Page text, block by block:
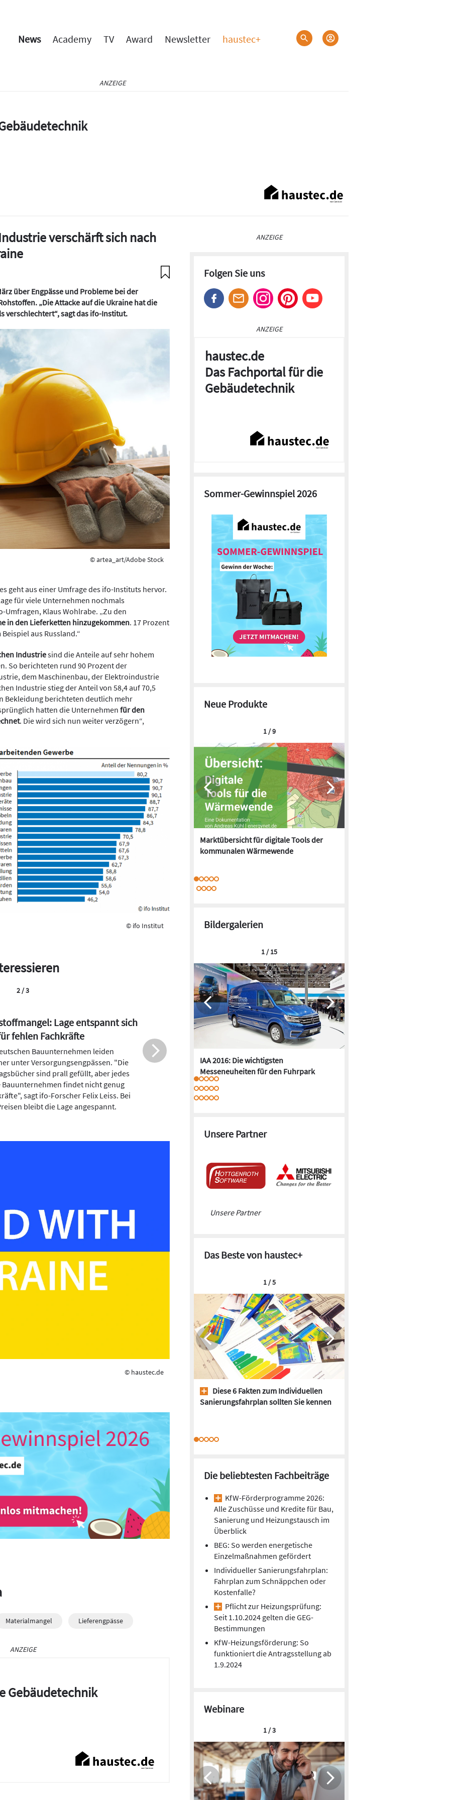
News Academy TV Award Newsletter haustec+
ANZEIGE
verschärft sich nach
über Engpässe und Probleme bei der
„Die Attacke auf die Ukraine hat die
verschlechtert“, sagt das ifo-Institut.
© artea_art/Adobe Stock
geht aus einer Umfrage des ifo-Instituts hervor.
für viele Unternehmen nochmals
Umfragen, Klaus Wohlrabe. „Zu den
in den Lieferketten hinzugekommen. 17 Prozent
aus Russland.“
Industriesind die Anteile auf sehr hohem
So berichteten rund 90 Prozent der
dem Maschinenbau, der Elektroindustrie
Industrie stieg der Anteil von 58,4 auf 70,5
Bekleidung berichteten deutlich mehr
hatten die Unternehmenfür den
. Die wird sich nun weiter verzögern“,
© ifo Institut
Lage entspannt sich
fehlen Fachkräfte
Bauunternehmen leiden
unter Versorgungsengpässen. "Die
sind prall gefüllt, aber jedes
findet nicht genug
sagt ifo-Forscher Felix Leiss. Bei
bleibt die Lage angespannt.
Bundeserlass zu Lieferengpässen und
Stoffpreisänderungen
Der Erlass von Bundesbauministerin Geywitz
und Bundesverkehrsminister Wissing soll die
Themen Lieferengpässe und
2 / 3
© haustec.de
Materialmangel Lieferengpässe
ANZEIGE
Gebäudetechnik
ANZEIGE
Folgen Sie uns
ANZEIGE
haustec.de
Das Fachportal für die
Gebäudetechnik
Sommer-Gewinnspiel 2026
Neue Produkte
Marktübersicht für digitale Tools der
kommunalen Wärmewende
1 / 9
Bildergalerien
IAA 2016: Die wichtigsten
Messeneuheiten für den Fuhrpark
1 / 15
Unsere Partner
Unsere Partner
Das Beste von haustec+
Diese 6 Fakten zum Individuellen
Sanierungsfahrplan sollten Sie kennen
1 / 5
Die beliebtesten Fachbeiträge
KfW-Förderprogramme 2026:
Alle Zuschüsse und Kredite für Bau,
Sanierung und Heizungstausch im
Überblick
BEG: So werden energetische
Einzelmaßnahmen gefördert
Individueller Sanierungsfahrplan:
Fahrplan zum Schnäppchen oder
Kostenfalle?
Pflicht zur Heizungsprüfung:
Seit 1.10.2024 gelten die GEG-
Bestimmungen
KfW-Heizungsförderung: So
funktioniert die Antragsstellung ab
1.9.2024
Webinare
1 / 3